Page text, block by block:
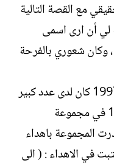
مع القصة التالية
لي أن ارى اسمی
شعوري بالفرحة
عندما غادرت السعودية في العام 1997 كان لدى عدد كبير
من القصص ، نشرتها في عام 1998 في مجموعة
المجموعة باهداء
في الاهداء : ( الى